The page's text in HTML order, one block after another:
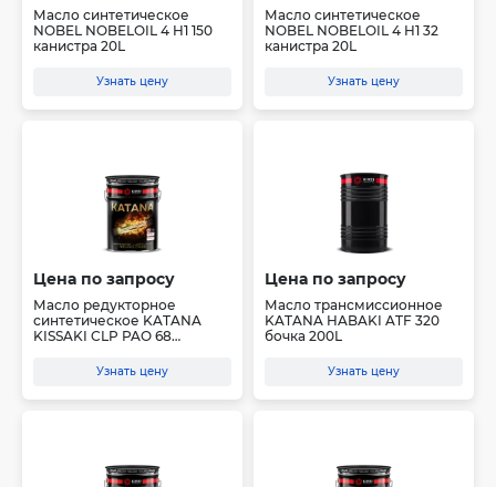
Масло синтетическое
NOBEL NOBELOIL 4 H1 150
канистра 20L
Узнать цену
Масло синтетическое
NOBEL NOBELOIL 4 H1 32
канистра 20L
Узнать цену
Цена по запросу
Масло редукторное
синтетическое KATANA
KISSAKI CLP PAO 68
Узнать цену
Цена по запросу
Масло трансмиссионное
KATANA HABAKI ATF 320
бочка 200L
Узнать цену